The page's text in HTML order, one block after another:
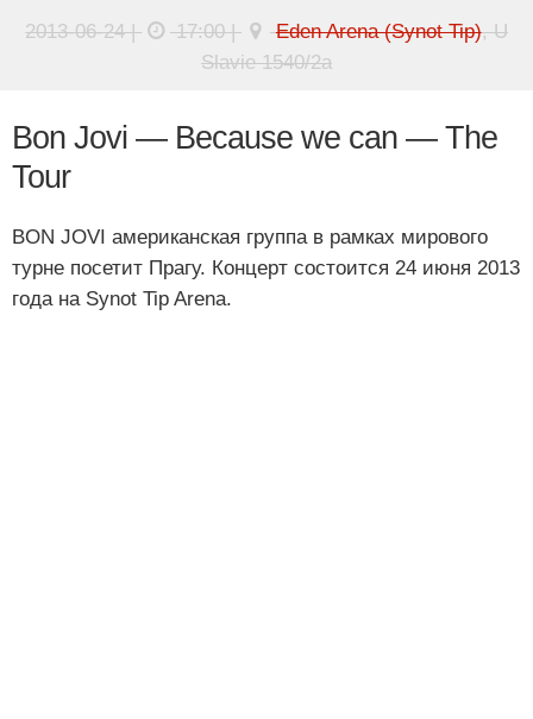
2013-06-24 | 17:00 | Eden Arena (Synot Tip), U
Slavie 1540/2a
Bon Jovi — Because we can — The
Tour
BON JOVI американская группа в рамках мирового
турне посетит Прагу. Концерт состоится 24 июня 2013
года на Synot Tip Arena.